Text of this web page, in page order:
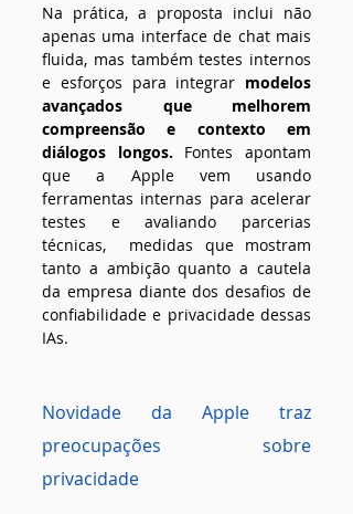
Na prática, a proposta inclui não
apenas uma interface de chat mais
fluida, mas também testes internos
e esforços para integrar modelos
avançados que melhorem
compreensão e contexto em
diálogos longos. Fontes apontam
que a Apple vem usando
ferramentas internas para acelerar
testes e avaliando parcerias
técnicas,  medidas que mostram
tanto a ambição quanto a cautela
da empresa diante dos desafios de
confiabilidade e privacidade dessas
IAs.
Novidade da Apple traz
preocupações sobre
privacidade